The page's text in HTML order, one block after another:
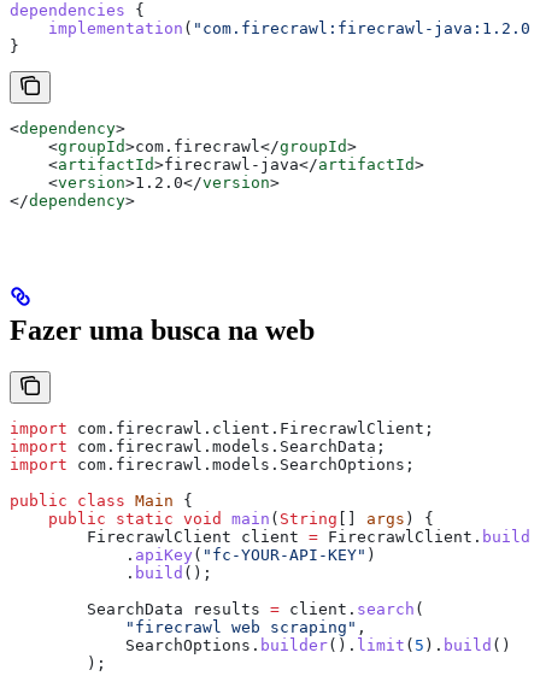
dependencies {
    implementation
( "com.firecrawl:firecrawl-java:1.2.0"
}
<dependency>
    <
groupId>com.firecrawl</groupId>
    <
artifactId>firecrawl-java</artifactId>
    <
version>1.2.0</version>
</dependency>
Fazer uma busca na web
import com.firecrawl.client.FirecrawlClient;
import com.firecrawl.models.SearchData;
import com.firecrawl.models.SearchOptions;
public class Main {
    public
static void main ( String args ) {
        FirecrawlClient
client = FirecrawlClient .
            .
apiKey ( "fc-YOUR-API-KEY" )
            .
build ();
        SearchData
results = client . search (
            "firecrawl web scraping"
,
            SearchOptions
. builder(). limit ( 5 ). build ()
        );